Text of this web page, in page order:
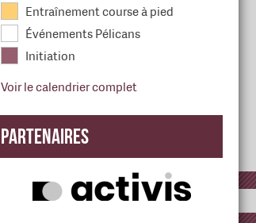
Entraînement course à pied
Événements Pélicans
Initiation
Voir le calendrier complet
Partenaires